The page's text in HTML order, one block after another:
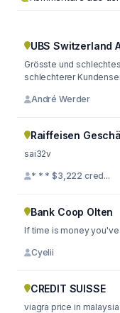
UBS Switzerland
Grösste und
schlechterer
André Werder
Raiffeisen
sai32v
* * * $3,222 cred...
Bank Coop Olten
If time is money
Cyelii
CREDIT SUISSE
viagra price in